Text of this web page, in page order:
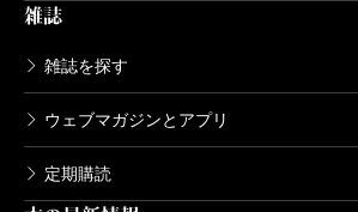
雑誌
雑誌を探す
ウェブマガジンとアプリ
定期購読